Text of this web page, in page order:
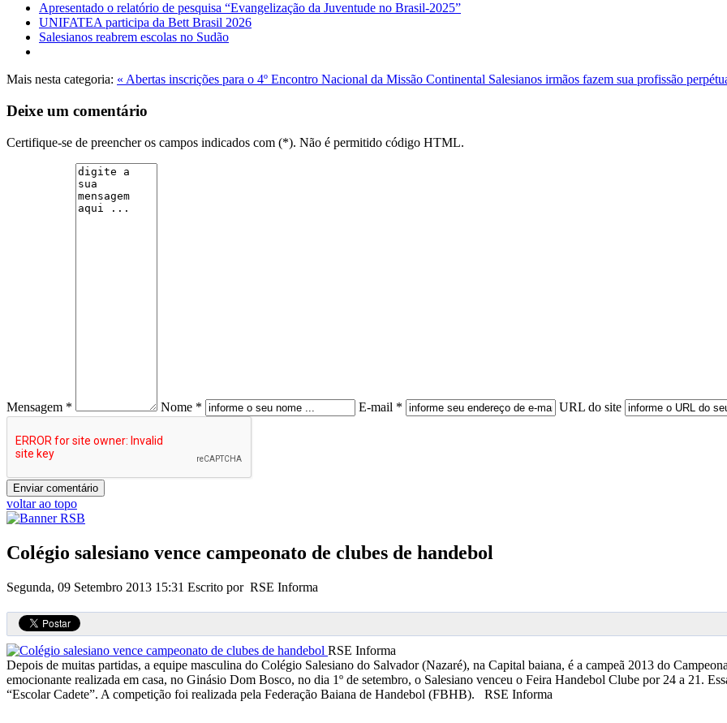
Apresentado o relatório de pesquisa “Evangelização da Juventude no Brasil-2025”
UNIFATEA participa da Bett Brasil 2026
Salesianos reabrem escolas no Sudão
Mais nesta categoria: « Abertas inscrições para o 4º Encontro Nacional da Missão Continental Salesianos irmãos fazem sua profissão
Deixe um comentário
Certifique-se de preencher os campos indicados com (*). Não é permitido código HTML.
Mensagem * Nome * E-mail * URL do site
voltar ao topo
Colégio salesiano vence campeonato de clubes de handebol
Segunda, 09 Setembro 2013 15:31 Escrito por RSE Informa
RSE Informa
Depois de muitas partidas, a equipe masculina do Colégio Salesiano do Salvador (Nazaré), na Capital baiana, é a campeã 2013 do
emocionante realizada em casa, no Ginásio Dom Bosco, no dia 1º de setembro, o Salesiano venceu o Feira Handebol Clube por 24 a 21.
“Escolar Cadete”. A competição foi realizada pela Federação Baiana de Handebol (FBHB). RSE Informa